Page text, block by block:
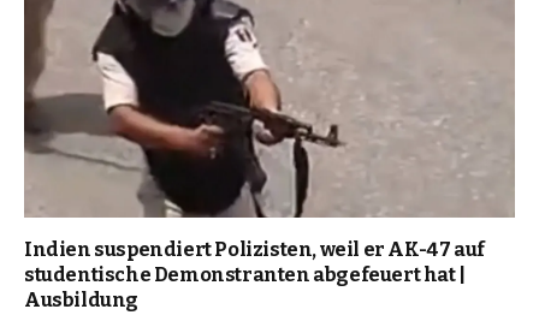
Indien suspendiert Polizisten, weil er AK-47 auf
studentische Demonstranten abgefeuert hat |
Ausbildung